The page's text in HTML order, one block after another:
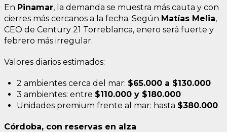
En Pinamar, la demanda se muestra más cauta y con
cierres más cercanos a la fecha. Según Matías Melia,
CEO de Century 21 Torreblanca, enero será fuerte y
febrero más irregular.
Valores diarios estimados:
2 ambientes cerca del mar: $65.000 a $130.000
3 ambientes: entre $110.000 y $180.000
Unidades premium frente al mar: hasta $380.000
Córdoba, con reservas en alza